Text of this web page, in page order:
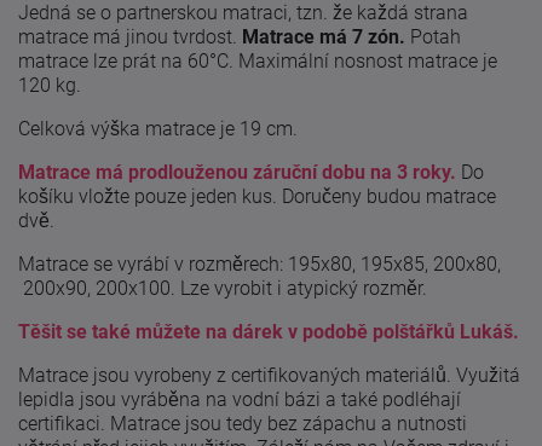
Jedná se o partnerskou matraci, tzn. že každá strana
matrace má jinou tvrdost. Matrace má 7 zón. Potah
matrace lze prát na 60°C. Maximální nosnost matrace je
120 kg.
Celková výška matrace je 19 cm.
Matrace má prodlouženou záruční dobu na 3 roky. Do
košíku vložte pouze jeden kus. Doručeny budou matrace
dvě.
Matrace se vyrábí v rozměrech: 195x80, 195x85, 200x80,
200x90, 200x100. Lze vyrobit i atypický rozměr.
Těšit se také můžete na dárek v podobě polštářků Lukáš.
Matrace jsou vyrobeny z certifikovaných materiálů. Využitá
lepidla jsou vyráběna na vodní bázi a také podléhají
certifikaci. Matrace jsou tedy bez zápachu a nutnosti